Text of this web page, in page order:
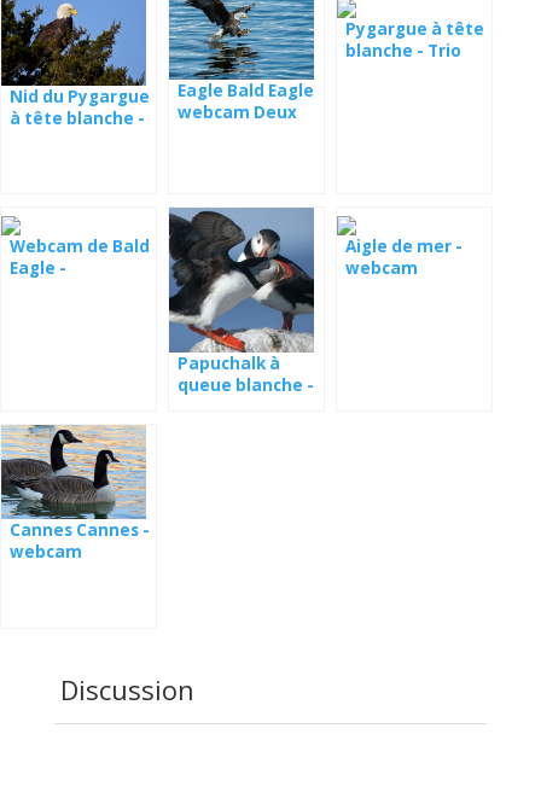
Nid du Pygargue
à tête blanche -
Eagle Bald Eagle
webcam Deux
Pygargue à tête
blanche - Trio
Webcam de Bald
Eagle -
Papuchalk à
queue blanche -
Aigle de mer -
webcam
Cannes Cannes -
webcam
Discussion